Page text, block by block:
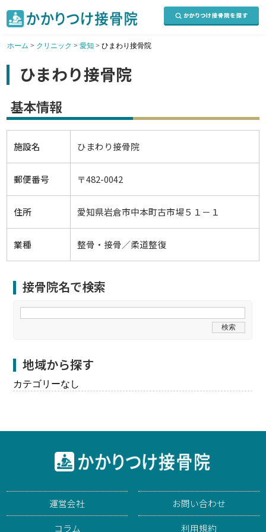
ホーム > クリニック > 愛知 > ひまわり接骨院
ひまわり接骨院
基本情報
施設名 ひまわり接骨院
郵便番号 〒482-0042
住所 愛知県岩倉市中本町古市場５１－１
業種 整骨・接骨／柔道整復
接骨院名で検索
地域から探す
カテゴリーなし
運営会社
コラム
お問い合わせ
利用規約